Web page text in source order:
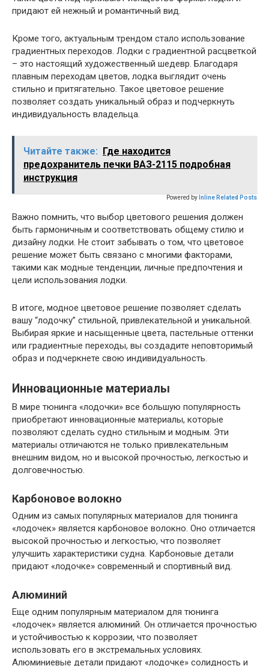
придают ей нежный и романтичный вид.
Кроме того, актуальным трендом стало использование
градиентных переходов. Лодки с градиентной расцветкой
– это настоящий художественный шедевр. Благодаря
плавным переходам цветов, лодка выглядит очень
стильно и притягательно. Такое цветовое решение
позволяет создать уникальный образ и подчеркнуть
индивидуальность владельца.
Читайте также: Где находится
предохранитель печки ВАЗ-2115 подробная
инструкция
Powered by Inline Related Posts
Важно помнить, что выбор цветового решения должен
быть гармоничным и соответствовать общему стилю и
дизайну лодки. Не стоит забывать о том, что цветовое
решение может быть связано с многими факторами,
такими как модные тенденции, личные предпочтения и
цели использования лодки.
В итоге, модное цветовое решение позволяет сделать
вашу “лодочку” стильной, привлекательной и уникальной.
Выбирая яркие и насыщенные цвета, пастельные оттенки
или градиентные переходы, вы создадите неповторимый
образ и подчеркнете свою индивидуальность.
Инновационные материалы
В мире тюнинга «лодочки» все большую популярность
приобретают инновационные материалы, которые
позволяют сделать судно стильным и модным. Эти
материалы отличаются не только привлекательным
внешним видом, но и высокой прочностью, легкостью и
долговечностью.
Карбоновое волокно
Одним из самых популярных материалов для тюнинга
«лодочек» является карбоновое волокно. Оно отличается
высокой прочностью и легкостью, что позволяет
улучшить характеристики судна. Карбоновые детали
придают «лодочке» современный и спортивный вид.
Алюминий
Еще одним популярным материалом для тюнинга
«лодочек» является алюминий. Он отличается прочностью
и устойчивостью к коррозии, что позволяет
использовать его в экстремальных условиях.
Алюминиевые детали придают «лодочке» солидность и